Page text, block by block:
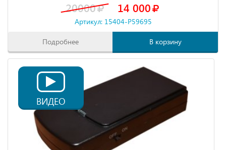
20000 14 000
Артикул: 15404-P59695
Подробнее В корзину
ВИДЕО